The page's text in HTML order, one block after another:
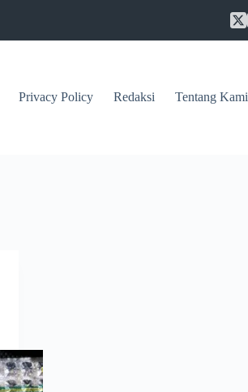
Privacy Policy Redaksi Tentang Kami